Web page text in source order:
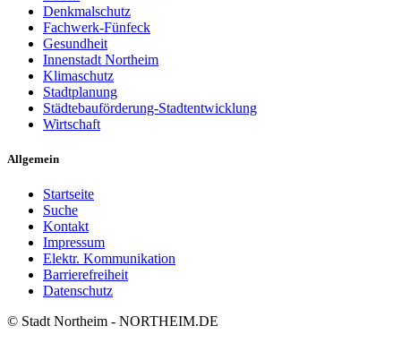
Denkmalschutz
Fachwerk-Fünfeck
Gesundheit
Innenstadt Northeim
Klimaschutz
Stadtplanung
Städtebauförderung-Stadtentwicklung
Wirtschaft
Allgemein
Startseite
Suche
Kontakt
Impressum
Elektr. Kommunikation
Barrierefreiheit
Datenschutz
© Stadt Northeim - NORTHEIM.DE